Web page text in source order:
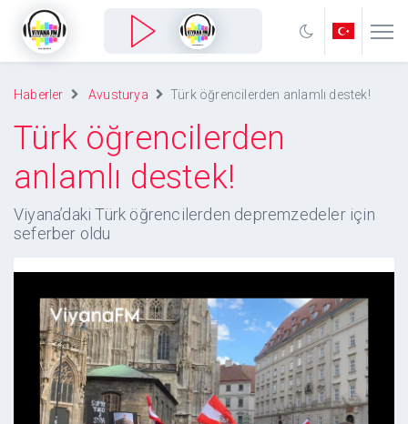
Haberler Avusturya Türk öğrencilerden anlamlı destek!
Türk öğrencilerden
anlamlı destek!
Viyana’daki Türk öğrencilerden depremzedeler için
seferber oldu